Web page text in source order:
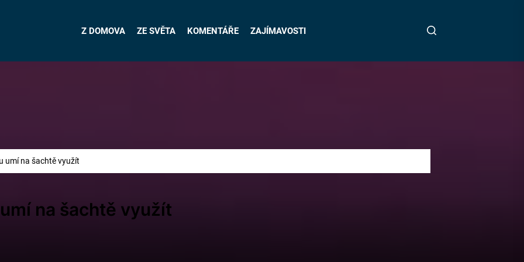
Z DOMOVA ZE SVĚTA KOMENTÁŘE ZAJÍMAVOSTI
umí na šachtě využít
na šachtě využít